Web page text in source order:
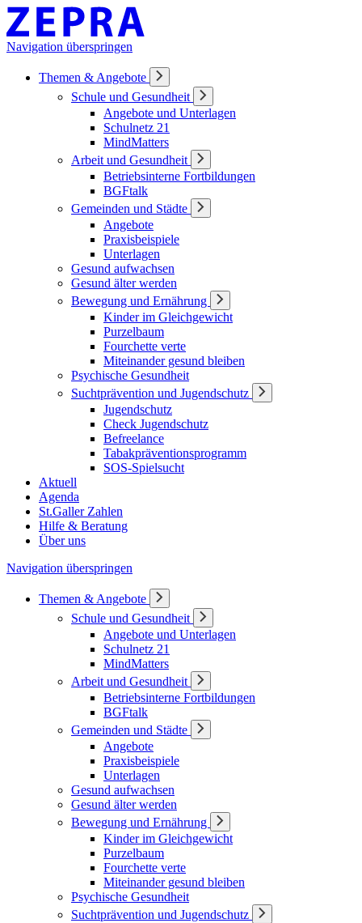
Navigation überspringen
Themen & Angebote
Schule und Gesundheit
Angebote und Unterlagen
Schulnetz 21
MindMatters
Arbeit und Gesundheit
Betriebsinterne Fortbildungen
BGFtalk
Gemeinden und Städte
Angebote
Praxisbeispiele
Unterlagen
Gesund aufwachsen
Gesund älter werden
Bewegung und Ernährung
Kinder im Gleichgewicht
Purzelbaum
Fourchette verte
Miteinander gesund bleiben
Psychische Gesundheit
Suchtprävention und Jugendschutz
Jugendschutz
Check Jugendschutz
Befreelance
Tabakpräventionsprogramm
SOS-Spielsucht
Aktuell
Agenda
St.Galler Zahlen
Hilfe & Beratung
Über uns
Navigation überspringen
Themen & Angebote
Schule und Gesundheit
Angebote und Unterlagen
Schulnetz 21
MindMatters
Arbeit und Gesundheit
Betriebsinterne Fortbildungen
BGFtalk
Gemeinden und Städte
Angebote
Praxisbeispiele
Unterlagen
Gesund aufwachsen
Gesund älter werden
Bewegung und Ernährung
Kinder im Gleichgewicht
Purzelbaum
Fourchette verte
Miteinander gesund bleiben
Psychische Gesundheit
Suchtprävention und Jugendschutz